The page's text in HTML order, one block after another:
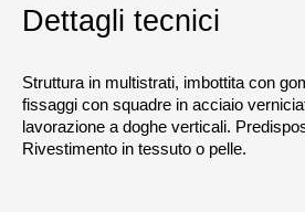
Dettagli tecnici
Struttura in multistrati, imbottita con
fissaggi con squadre in acciaio
lavorazione a doghe verticali.
Rivestimento in tessuto o pelle.